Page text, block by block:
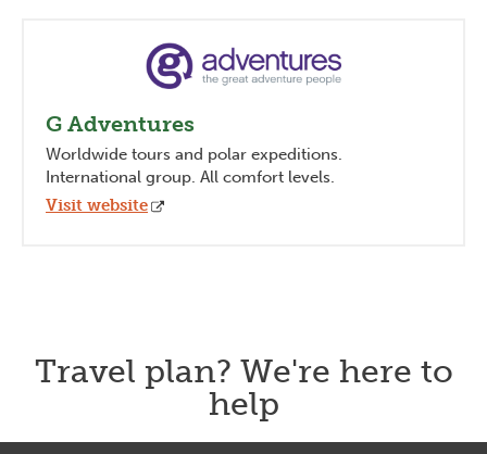
G Adventures
Worldwide tours and polar expeditions.
International group. All comfort levels.
Visit website
Travel plan? We're here to
help